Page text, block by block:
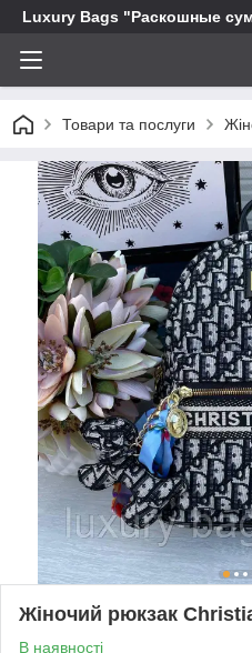
Luxury Bags "Раскошные
Товари та послуги
Жіночий рюкзак
В наявності